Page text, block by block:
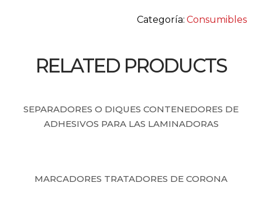
Categoría: Consumibles
RELATED PRODUCTS
SEPARADORES O DIQUES CONTENEDORES DE
ADHESIVOS PARA LAS LAMINADORAS
MARCADORES TRATADORES DE CORONA